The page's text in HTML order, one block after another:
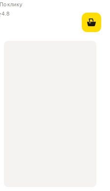
По клику
4.8